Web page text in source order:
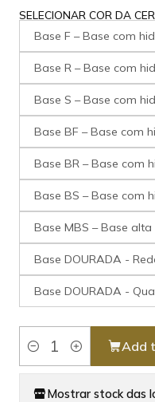
SELECIONAR COR DA
Base F – Base com
Base R – Base com
Base S – Base com
Base BF – Base com
Base BR – Base com
Base BS – Base com
Base MBS – Base
Base DOURADA -
Base DOURADA -
Quantity
Add
Mostrar stock das